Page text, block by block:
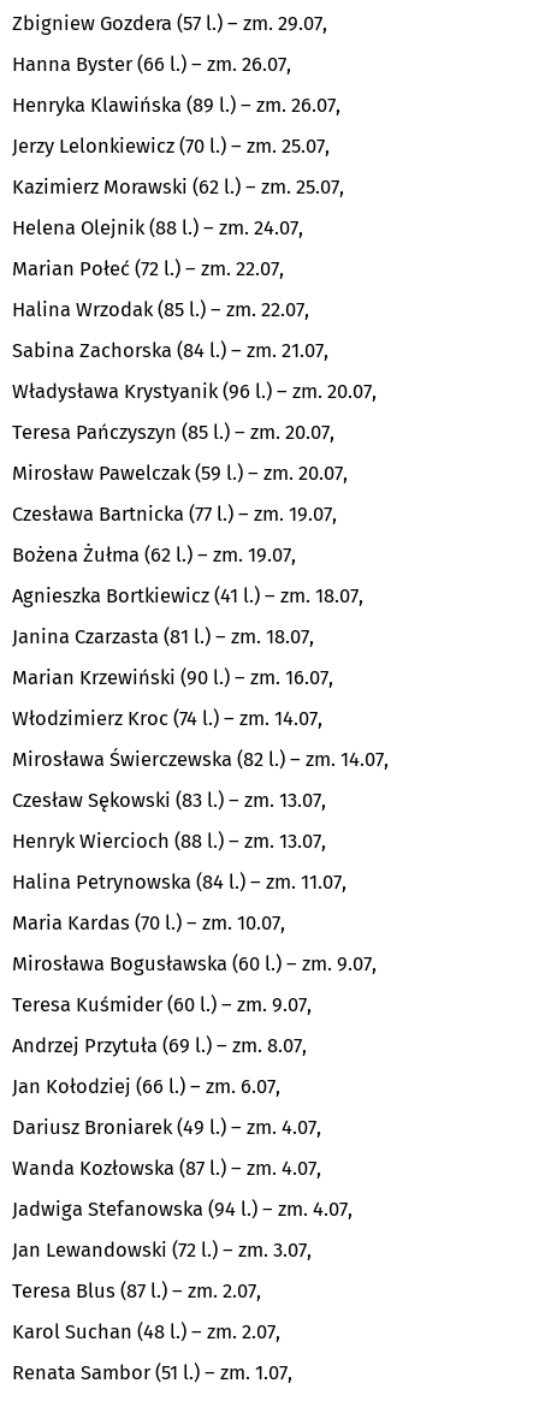
Zbigniew Gozdera (57 l.) – zm. 29.07,
Hanna Byster (66 l.) – zm. 26.07,
Henryka Klawińska (89 l.) – zm. 26.07,
Jerzy Lelonkiewicz (70 l.) – zm. 25.07,
Kazimierz Morawski (62 l.) – zm. 25.07,
Helena Olejnik (88 l.) – zm. 24.07,
Marian Połeć (72 l.) – zm. 22.07,
Halina Wrzodak (85 l.) – zm. 22.07,
Sabina Zachorska (84 l.) – zm. 21.07,
Władysława Krystyanik (96 l.) – zm. 20.07,
Teresa Pańczyszyn (85 l.) – zm. 20.07,
Mirosław Pawelczak (59 l.) – zm. 20.07,
Czesława Bartnicka (77 l.) – zm. 19.07,
Bożena Żułma (62 l.) – zm. 19.07,
Agnieszka Bortkiewicz (41 l.) – zm. 18.07,
Janina Czarzasta (81 l.) – zm. 18.07,
Marian Krzewiński (90 l.) – zm. 16.07,
Włodzimierz Kroc (74 l.) – zm. 14.07,
Mirosława Świerczewska (82 l.) – zm. 14.07,
Czesław Sękowski (83 l.) – zm. 13.07,
Henryk Wiercioch (88 l.) – zm. 13.07,
Halina Petrynowska (84 l.) – zm. 11.07,
Maria Kardas (70 l.) – zm. 10.07,
Mirosława Bogusławska (60 l.) – zm. 9.07,
Teresa Kuśmider (60 l.) – zm. 9.07,
Andrzej Przytuła (69 l.) – zm. 8.07,
Jan Kołodziej (66 l.) – zm. 6.07,
Dariusz Broniarek (49 l.) – zm. 4.07,
Wanda Kozłowska (87 l.) – zm. 4.07,
Jadwiga Stefanowska (94 l.) – zm. 4.07,
Jan Lewandowski (72 l.) – zm. 3.07,
Teresa Blus (87 l.) – zm. 2.07,
Karol Suchan (48 l.) – zm. 2.07,
Renata Sambor (51 l.) – zm. 1.07,